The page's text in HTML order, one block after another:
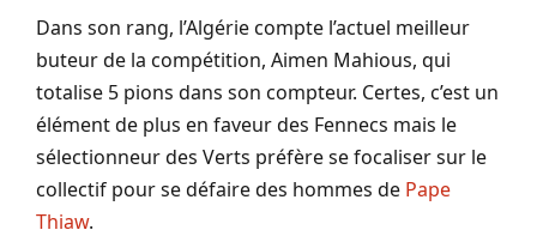
Dans son rang, l’Algérie compte l’actuel meilleur
buteur de la compétition, Aimen Mahious, qui
totalise 5 pions dans son compteur. Certes, c’est un
élément de plus en faveur des Fennecs mais le
sélectionneur des Verts préfère se focaliser sur le
collectif pour se défaire des hommes de Pape
Thiaw.